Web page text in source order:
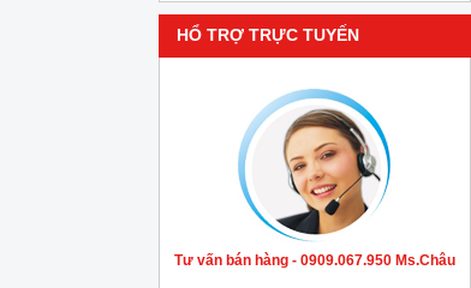
HỔ TRỢ TRỰC TUYẾN
Tư vấn bán hàng - 0909.067.950 Ms.Châu